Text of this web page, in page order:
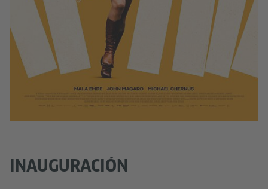
INAUGURACIÓN